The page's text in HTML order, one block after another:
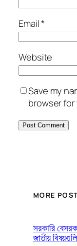
Email*
Website
Save my
browser
MORE
সরকারি
জাতীয় বিষয়গুলি